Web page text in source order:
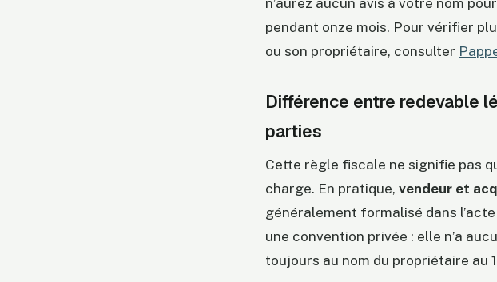
n’aurez aucun avis à votre nom
pendant onze mois. Pour vérifier
ou son propriétaire, consulter
Différence entre redevable
parties
Cette règle fiscale ne signifie pas
charge. En pratique, vendeur et
généralement formalisé dans
une convention privée : elle n’a
toujours au nom du propriétaire au